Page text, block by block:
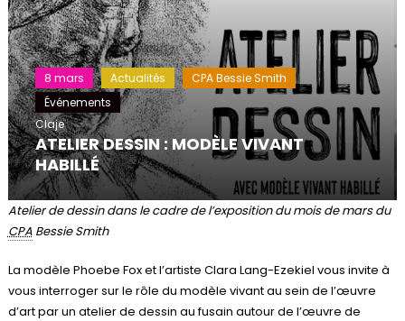
8 mars Actualités
CPA Bessie Smith
Événements
Claje
ATELIER DESSIN : MODÈLE VIVANT
HABILLÉ
Atelier de dessin dans le cadre de l’exposition du mois de mars du
CPABessie Smith
La modèle Phoebe Fox et l’artiste Clara Lang-Ezekiel vous invite à
vous interroger sur le rôle du modèle vivant au sein de l’œuvre
d’art par un atelier de dessin au fusain autour de l’œuvre de